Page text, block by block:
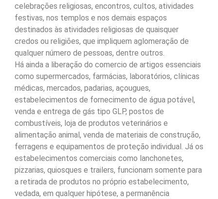
celebrações religiosas, encontros, cultos, atividades
festivas, nos templos e nos demais espaços
destinados às atividades religiosas de quaisquer
credos ou religiões, que impliquem aglomeração de
qualquer número de pessoas, dentre outros.
Há ainda a liberação do comercio de artigos essenciais
como supermercados, farmácias, laboratórios, clínicas
médicas, mercados, padarias, açougues,
estabelecimentos de fornecimento de água potável,
venda e entrega de gás tipo GLP, postos de
combustíveis, loja de produtos veterinários e
alimentação animal, venda de materiais de construção,
ferragens e equipamentos de proteção individual. Já os
estabelecimentos comerciais como lanchonetes,
pizzarias, quiosques e trailers, funcionam somente para
a retirada de produtos no próprio estabelecimento,
vedada, em qualquer hipótese, a permanência